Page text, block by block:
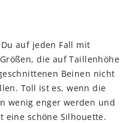
auf jeden Fall mit
die auf Taillenhöhe
Beinen nicht
Toll ist es, wenn die
wenig enger werden und
eine schöne Silhouette.